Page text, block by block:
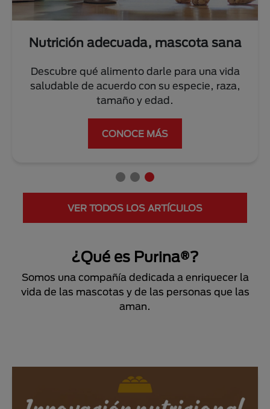
Nutrición adecuada, mascota sana
Descubre qué alimento darle para una vida
saludable de acuerdo con su especie, raza,
tamaño y edad.
CONOCE MÁS
VER TODOS LOS ARTÍCULOS
¿Qué es Purina®?
Somos una compañía dedicada a enriquecer la
vida de las mascotas y de las personas que las
aman.